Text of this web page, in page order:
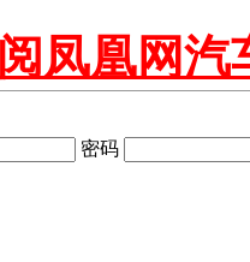
凤凰网汽
密码